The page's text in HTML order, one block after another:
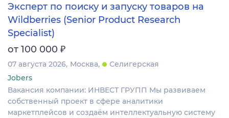
Эксперт по поиску и запуску товаров на
Wildberries (Senior Product Research
Specialist)
от 100 000 ₽
07 августа 2026 Москва
Селигерская
Jobers
Вакансия компании: ИНВЕСТ ГРУПП Мы развиваем
собственный проект в сфере аналитики
маркетплейсов и создаём интеллектуальную систему